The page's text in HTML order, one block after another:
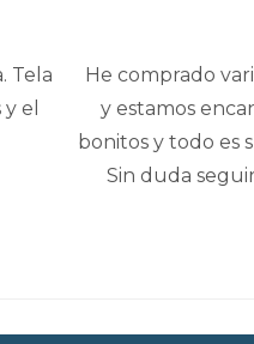
Tela
el
He comprado
y estamos
bonitos y todo es
Sin duda